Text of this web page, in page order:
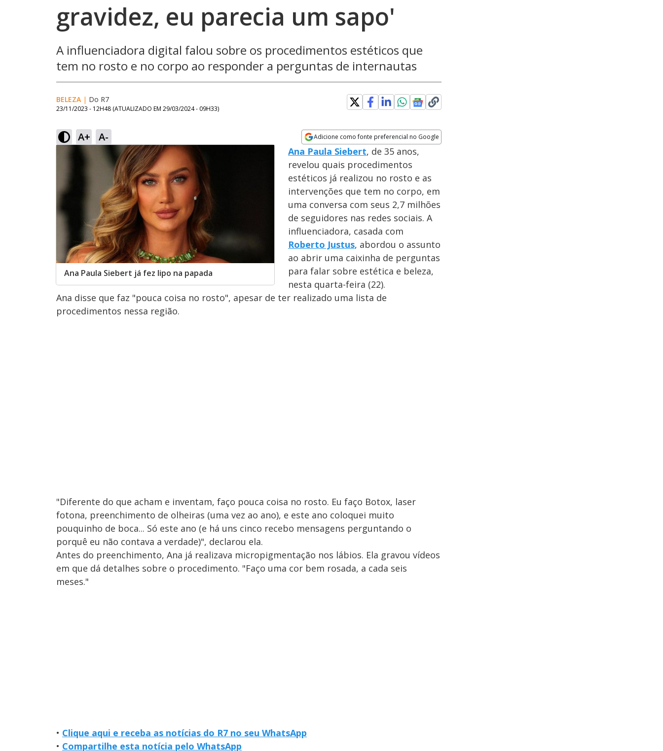
gravidez, eu parecia um sapo'
A influenciadora digital falou sobre os procedimentos estéticos que
tem no rosto e no corpo ao responder a perguntas de internautas
BELEZA | Do R7
23/11/2023 - 12H48 (ATUALIZADO EM 29/03/2024 - 09H33)
A+ A- Adicione como fonte preferencial no Google
Opens in new window
Ana Paula Siebert já fez lipo na papada
Ana Paula Siebert, de 35 anos,
revelou quais procedimentos
estéticos já realizou no rosto e as
intervenções que tem no corpo, em
uma conversa com seus 2,7 milhões
de seguidores nas redes sociais. A
influenciadora, casada com
Roberto Justus, abordou o assunto
ao abrir uma caixinha de perguntas
para falar sobre estética e beleza,
nesta quarta-feira (22).
Ana disse que faz "pouca coisa no rosto", apesar de ter realizado uma lista de
procedimentos nessa região.
"Diferente do que acham e inventam, faço pouca coisa no rosto. Eu faço Botox, laser
fotona, preenchimento de olheiras (uma vez ao ano), e este ano coloquei muito
pouquinho de boca... Só este ano (e há uns cinco recebo mensagens perguntando o
porquê eu não contava a verdade)", declarou ela.
Antes do preenchimento, Ana já realizava micropigmentação nos lábios. Ela gravou vídeos
em que dá detalhes sobre o procedimento. "Faço uma cor bem rosada, a cada seis
meses."
• Clique aqui e receba as notícias do R7 no seu WhatsApp
• Compartilhe esta notícia pelo WhatsApp